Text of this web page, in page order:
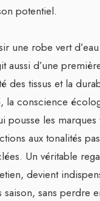
potentiel.
une robe vert
aussi d’une
des tissus et la
la conscience
pousse les
aux tonalités
Un véritable
devient
saison, sans perdre